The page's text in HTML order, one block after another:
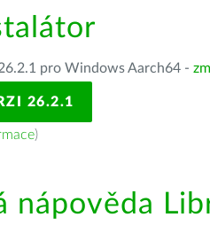
pro Windows Aarch64 -
26.2.1
)
nápověda